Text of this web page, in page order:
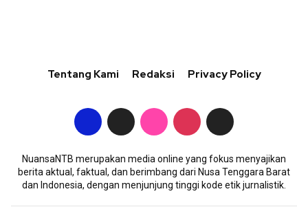
Tentang Kami Redaksi Privacy Policy
NuansaNTB merupakan media online yang fokus menyajikan
berita aktual, faktual, dan berimbang dari Nusa Tenggara Barat
dan Indonesia, dengan menjunjung tinggi kode etik jurnalistik.